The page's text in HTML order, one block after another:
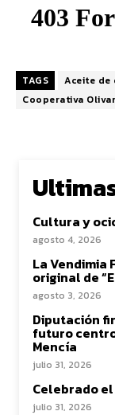
TAGS Aceite de
Cooperativa
Cultura y
agosto 4, 2026
La Vendimia
original de
agosto 3, 2026
Diputación
futuro
Mencía
julio 31, 2026
Celebrado
julio 31, 2026